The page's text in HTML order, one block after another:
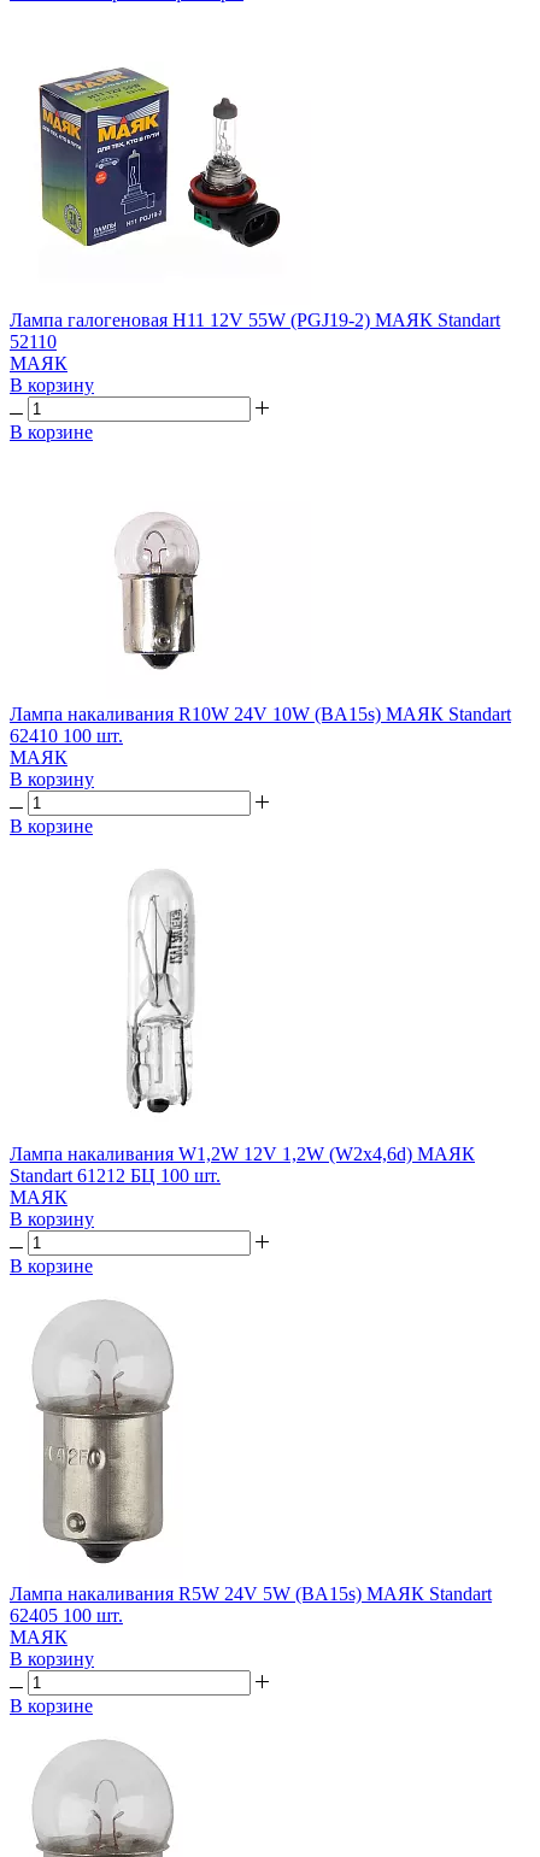
Лампа галогеновая H11 12V 55W (PGJ19-2) МАЯК Standart
52110
МАЯК
В корзину
В корзине
Лампа накаливания R10W 24V 10W (BA15s) МАЯК Standart
62410 100 шт.
МАЯК
В корзину
В корзине
Лампа накаливания W1,2W 12V 1,2W (W2x4,6d) МАЯК
Standart 61212 БЦ 100 шт.
МАЯК
В корзину
В корзине
Лампа накаливания R5W 24V 5W (BA15s) МАЯК Standart
62405 100 шт.
МАЯК
В корзину
В корзине